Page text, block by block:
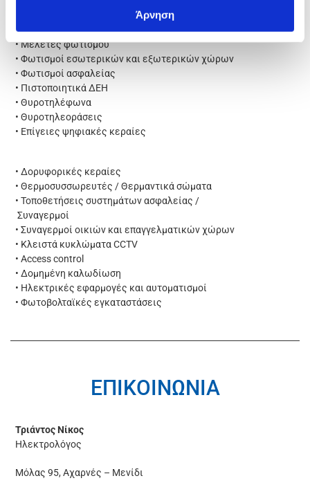
Άρνηση
• Φωτισμός
• Μελέτες φωτισμού
• Φωτισμοί εσωτερικών και εξωτερικών χώρων
• Φωτισμοί ασφαλείας
• Πιστοποιητικά ΔΕΗ
• Θυροτηλέφωνα
• Θυροτηλεοράσεις
• Επίγειες ψηφιακές κεραίες
• Δορυφορικές κεραίες
• Θερμοσυσσωρευτές / Θερμαντικά σώματα
• Τοποθετήσεις συστημάτων ασφαλείας /
Συναγερμοί
• Συναγερμοί οικιών και επαγγελματικών χώρων
• Κλειστά κυκλώματα CCTV
• Access control
• Δομημένη καλωδίωση
• Ηλεκτρικές εφαρμογές και αυτοματισμοί
• Φωτοβολταϊκές εγκαταστάσεις
ΕΠΙΚΟΙΝΩΝΙΑ
Τριάντος Νίκος
Ηλεκτρολόγος
Μόλας 95, Αχαρνές – Μενίδι